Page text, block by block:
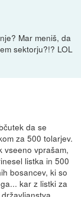
Mar meniš, da
sektorju?!? LOL
da se
za 500 tolarjev.
vseeno vprašam,
listka in 500
bosancev, ki so
kar z listki za